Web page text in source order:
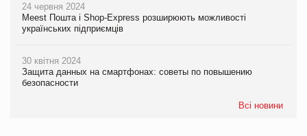
24 червня 2024
Meest Пошта і Shop-Express розширюють можливості
українських підприємців
30 квітня 2024
Защита данных на смартфонах: советы по повышению
безопасности
Всі новини